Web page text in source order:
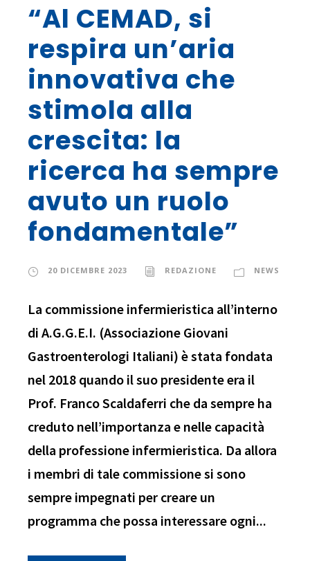
“Al CEMAD, si
respira un’aria
innovativa che
stimola alla
crescita: la
ricerca ha sempre
avuto un ruolo
fondamentale”
20 DICEMBRE 2023 REDAZIONE NEWS
La commissione infermieristica all’interno
di A.G.G.E.I. (Associazione Giovani
Gastroenterologi Italiani) è stata fondata
nel 2018 quando il suo presidente era il
Prof. Franco Scaldaferri che da sempre ha
creduto nell’importanza e nelle capacità
della professione infermieristica. Da allora
i membri di tale commissione si sono
sempre impegnati per creare un
programma che possa interessare ogni...